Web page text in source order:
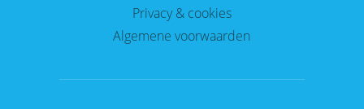
Privacy & cookies
Algemene voorwaarden